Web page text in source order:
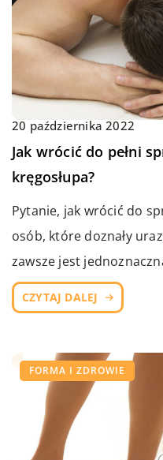
20 października 2022
Jak wrócić do pełni
kręgosłupa?
Pytanie, jak wrócić do
osób, które doznały
zawsze jest
CZYTAJ DALEJ
FORMA I ZDROWIE